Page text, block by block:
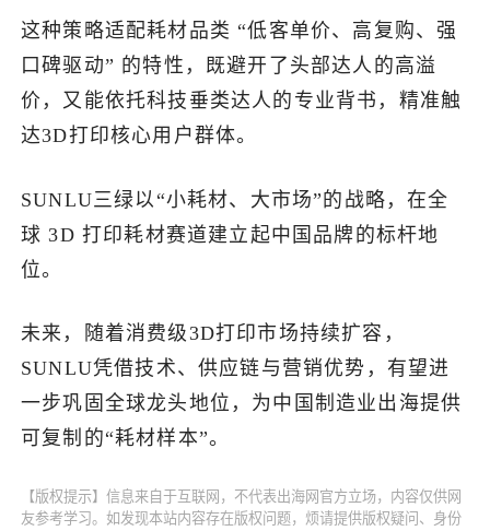
这种策略适配耗材品类 “低客单价、高复购、强
口碑驱动” 的特性，既避开了头部达人的高溢
价，又能依托科技垂类达人的专业背书，精准触
达3D打印核心用户群体。
SUNLU三绿以“小耗材、大市场”的战略，在全
球 3D 打印耗材赛道建立起中国品牌的标杆地
位。
未来，随着消费级3D打印市场持续扩容，
SUNLU凭借技术、供应链与营销优势，有望进
一步巩固全球龙头地位，为中国制造业出海提供
可复制的“耗材样本”。
【版权提示】信息来自于互联网，不代表出海网官方立场，内容仅供网
友参考学习。如发现本站内容存在版权问题，烦请提供版权疑问、身份